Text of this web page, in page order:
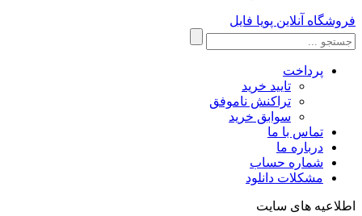
فروشگاه آنلاین پویا فایل
پرداخت
تایید خرید
تراکنش ناموفق
سوابق خرید
تماس با ما
درباره ما
شماره حساب
مشکلات دانلود
اطلاعیه های سایت